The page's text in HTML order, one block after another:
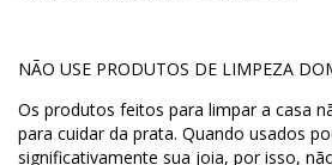
NÃO USE PRODUTOS DE LIMPEZA
Os produtos feitos para limpar a casa
para cuidar da prata. Quando usados
significativamente sua joia, por isso,